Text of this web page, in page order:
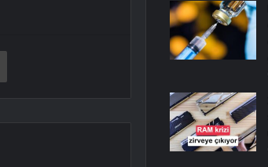
Yazdır